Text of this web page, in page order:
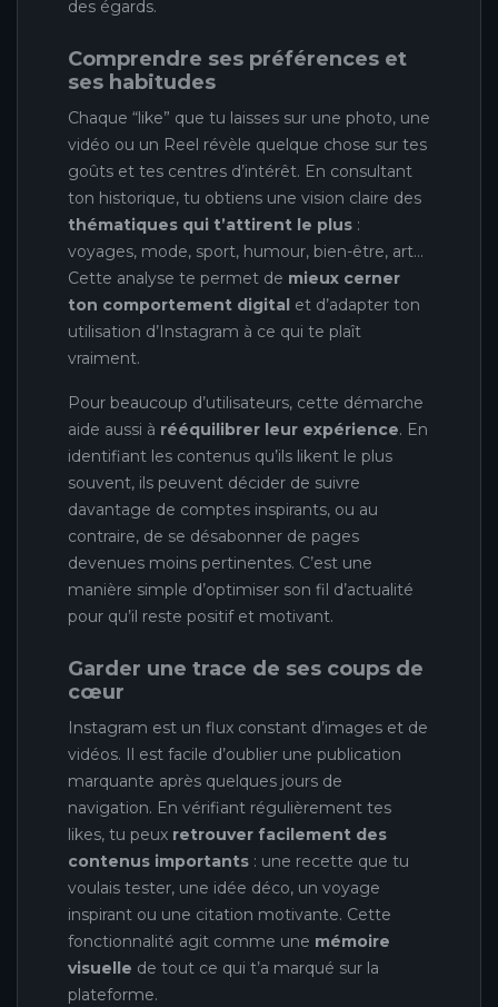
des égards.
Comprendre ses préférences et
ses habitudes
Chaque “like” que tu laisses sur une photo, une
vidéo ou un Reel révèle quelque chose sur tes
goûts et tes centres d’intérêt. En consultant
ton historique, tu obtiens une vision claire des
thématiques qui t’attirent le plus :
voyages, mode, sport, humour, bien-être, art…
Cette analyse te permet de mieux cerner
ton comportement digital et d’adapter ton
utilisation d’Instagram à ce qui te plaît
vraiment.
Pour beaucoup d’utilisateurs, cette démarche
aide aussi à rééquilibrer leur expérience. En
identifiant les contenus qu’ils likent le plus
souvent, ils peuvent décider de suivre
davantage de comptes inspirants, ou au
contraire, de se désabonner de pages
devenues moins pertinentes. C’est une
manière simple d’optimiser son fil d’actualité
pour qu’il reste positif et motivant.
Garder une trace de ses coups de
cœur
Instagram est un flux constant d’images et de
vidéos. Il est facile d’oublier une publication
marquante après quelques jours de
navigation. En vérifiant régulièrement tes
likes, tu peux retrouver facilement des
contenus importants : une recette que tu
voulais tester, une idée déco, un voyage
inspirant ou une citation motivante. Cette
fonctionnalité agit comme une mémoire
visuelle de tout ce qui t’a marqué sur la
plateforme.